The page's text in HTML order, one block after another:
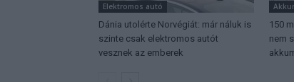
Elektromos autó
Dánia utolérte Norvégiát: már náluk is
szinte csak elektromos autót
vesznek az emberek
150
nem